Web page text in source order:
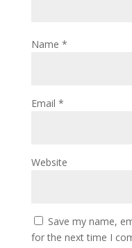
Name *
Email *
Website
Save my name,
for the next time I